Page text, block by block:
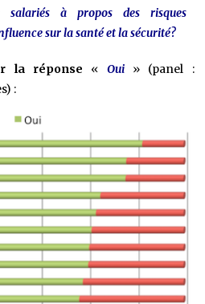
salariés à propos des risques
sur la santé et la sécurité?
la réponse « Oui» (panel :
: